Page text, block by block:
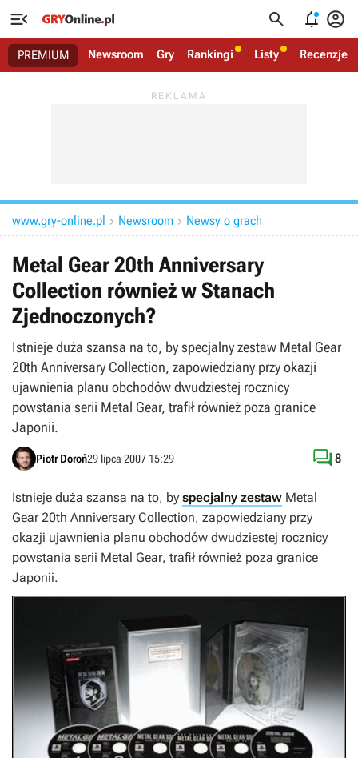
   
PREMIUM Newsroom Gry Rankingi Listy Recenzje
www.gry-online.pl  Newsroom  Newsy o grach
Metal Gear 20th Anniversary
Collection również w Stanach
Zjednoczonych?
Istnieje duża szansa na to, by specjalny zestaw Metal Gear
20th Anniversary Collection, zapowiedziany przy okazji
ujawnienia planu obchodów dwudziestej rocznicy
powstania serii Metal Gear, trafił również poza granice
Japonii.
Piotr Doroń29 lipca 2007 15:29 8
Istnieje duża szansa na to, by specjalny zestaw Metal
Gear 20th Anniversary Collection, zapowiedziany przy
okazji ujawnienia planu obchodów dwudziestej rocznicy
powstania serii Metal Gear, trafił również poza granice
Japonii.